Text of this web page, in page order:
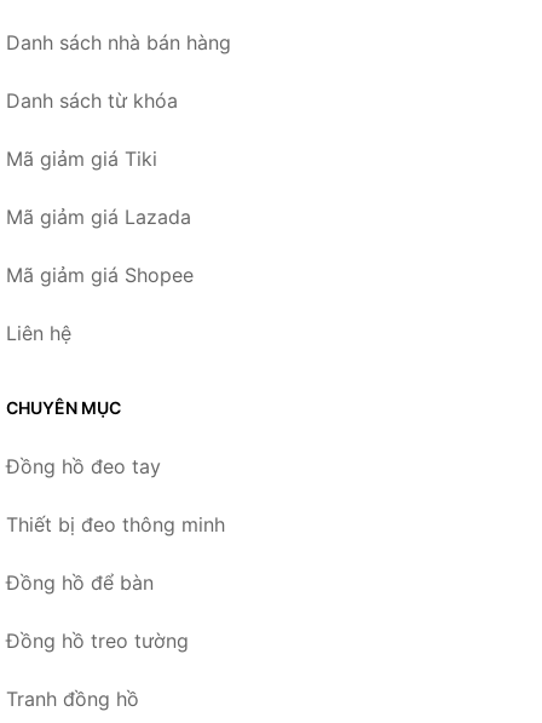
Danh sách nhà bán hàng
Danh sách từ khóa
Mã giảm giá Tiki
Mã giảm giá Lazada
Mã giảm giá Shopee
Liên hệ
CHUYÊN MỤC
Đồng hồ đeo tay
Thiết bị đeo thông minh
Đồng hồ để bàn
Đồng hồ treo tường
Tranh đồng hồ